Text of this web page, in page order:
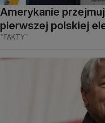
Amerykanie
pierwszej polskiej
"FAKTY"